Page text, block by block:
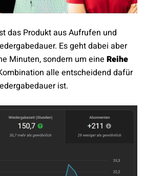
das Produkt aus Aufrufen und
Es geht dabei aber
Minuten, sondern um eine Reihe
alle entscheidend dafür
ist.